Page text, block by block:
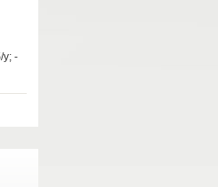
у; -